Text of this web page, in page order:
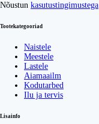
Nõustun kasutustingimustega
Tootekategooriad
Naistele
Meestele
Lastele
Aiamaailm
Kodutarbed
Ilu ja tervis
Lisainfo